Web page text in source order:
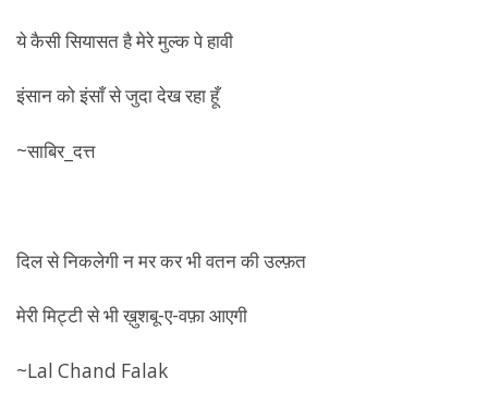
ये कैसी सियासत है मेरे मुल्क पे हावी
इंसान को इंसाँ से जुदा देख रहा हूँ
~साबिर_दत्त
दिल से निकलेगी न मर कर भी वतन की उल्फ़त
मेरी मिट्टी से भी ख़ुशबू-ए-वफ़ा आएगी
~Lal Chand Falak